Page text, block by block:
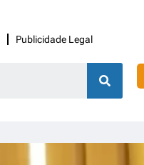
Publicidade Legal